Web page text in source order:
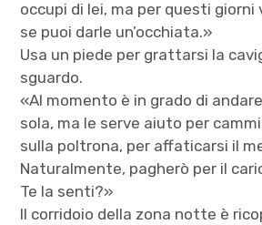
occupi di lei, ma per questi giorni
se puoi darle un’occhiata.»
Usa un piede per grattarsi la
sguardo.
«Al momento è in grado di
sola, ma le serve aiuto per
sulla poltrona, per affaticarsi il
Naturalmente, pagherò per il
Te la senti?»
Il corridoio della zona notte è